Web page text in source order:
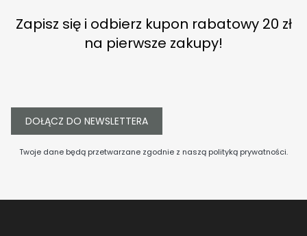
Zapisz się i odbierz kupon rabatowy 20 zł
na pierwsze zakupy!
DOŁĄCZ DO NEWSLETTERA
Twoje dane będą przetwarzane zgodnie z naszą polityką prywatności.